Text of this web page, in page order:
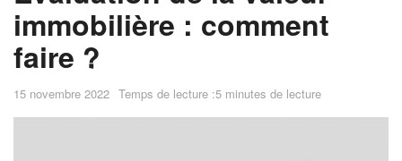
immobilière : comment
faire ?
15 novembre 2022 Temps de lecture :5 minutes de lecture